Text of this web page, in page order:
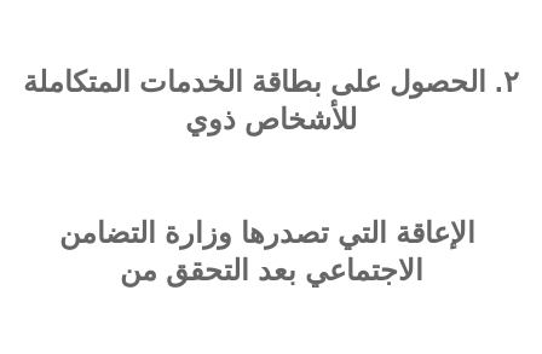
٢. الحصول على بطاقة الخدمات المتكاملة
للأشخاص ذوي
الإعاقة التي تصدرها وزارة التضامن
الاجتماعي بعد التحقق من